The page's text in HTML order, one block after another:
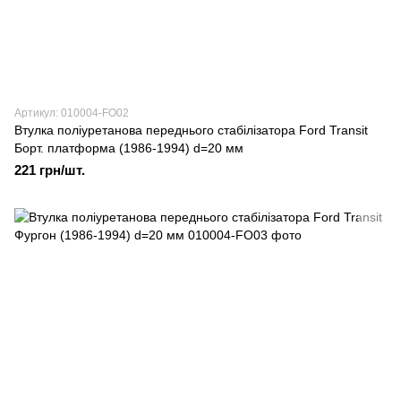
Артикул: 010004-FO02
Втулка поліуретанова переднього стабілізатора Ford Transit
Борт. платформа (1986-1994) d=20 мм
221 грн/шт.